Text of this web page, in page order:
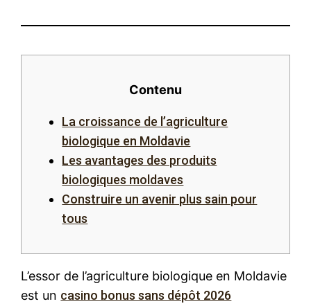
Contenu
La croissance de l’agriculture
biologique en Moldavie
Les avantages des produits
biologiques moldaves
Construire un avenir plus sain pour
tous
L’essor de l’agriculture biologique en Moldavie
est un casino bonus sans dépôt 2026